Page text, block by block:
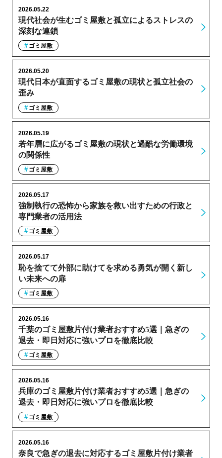
現代社会が生むゴミ屋敷と孤立によるストレスの
深刻な連鎖
2026.05.22
ゴミ屋敷
現代日本が直面するゴミ屋敷の現状と孤立社会の
歪み
2026.05.20
ゴミ屋敷
若年層に広がるゴミ屋敷の現状と過酷な労働環境
の関係性
2026.05.19
ゴミ屋敷
強制執行の恐怖から家族を救い出すための行政と
専門業者の活用法
2026.05.17
ゴミ屋敷
恥を捨てて外部に助けてを求める勇気が開く新し
い未来への扉
2026.05.17
ゴミ屋敷
千葉のゴミ屋敷片付け業者おすすめ5選｜急ぎの
退去・即日対応に強いプロを徹底比較
2026.05.16
ゴミ屋敷
兵庫のゴミ屋敷片付け業者おすすめ5選｜急ぎの
退去・即日対応に強いプロを徹底比較
2026.05.16
ゴミ屋敷
奈良で急ぎの退去に対応するゴミ屋敷片付け業者
2026.05.16